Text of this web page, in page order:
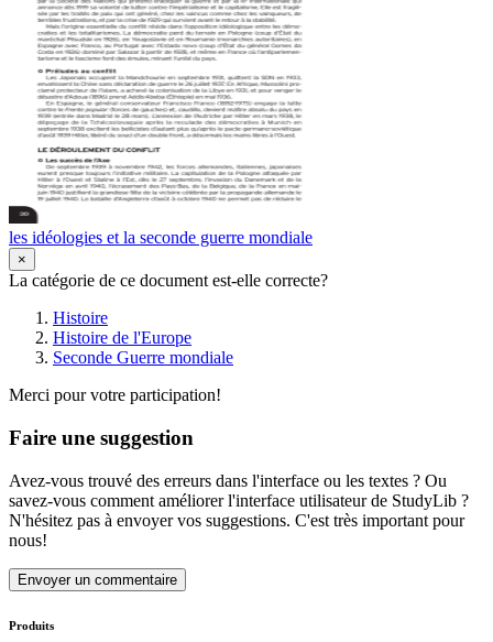
les idéologies et la seconde guerre mondiale
×
La catégorie de ce document est-elle correcte?
Histoire
Histoire de l'Europe
Seconde Guerre mondiale
Merci pour votre participation!
Faire une suggestion
Avez-vous trouvé des erreurs dans l'interface ou les textes ? Ou
savez-vous comment améliorer l'interface utilisateur de StudyLib ?
N'hésitez pas à envoyer vos suggestions. C'est très important pour
nous!
Envoyer un commentaire
Produits